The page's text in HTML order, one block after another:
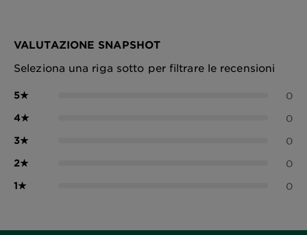
VALUTAZIONE SNAPSHOT
Seleziona una riga sotto per filtrare le recensioni
5★ 0
4★ 0
3★ 0
2★ 0
1★ 0